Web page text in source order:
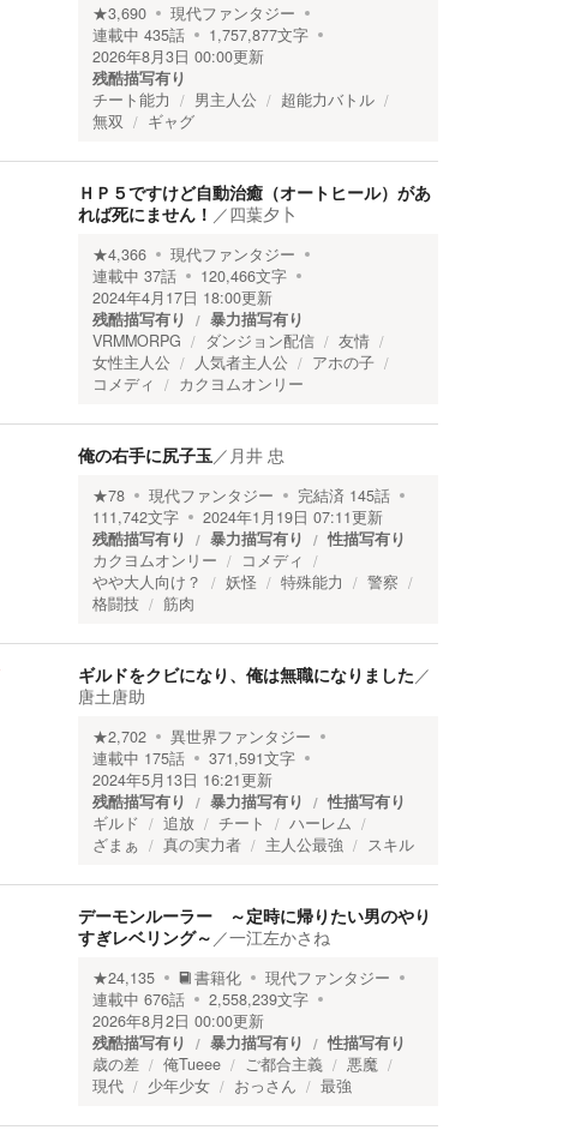
★3,690
現代ファンタジー
連載中 435話 1,757,877文字
2026年8月3日 00:00更新
残酷描写有り
チート能力
男主人公
超能力バトル
無双
ギャグ
ＨＰ５ですけど自動治癒（オートヒール）があ
れば死にません！ ／四葉夕卜
★4,366
現代ファンタジー
連載中 37話 120,466文字
2024年4月17日 18:00更新
残酷描写有り
暴力描写有り
VRMMORPG
ダンジョン配信
友情
女性主人公
人気者主人公
アホの子
コメディ
カクヨムオンリー
俺の右手に尻子玉／ 月井 忠
★78 現代ファンタジー 完結済 145話
111,742文字 2024年1月19日 07:11更新
残酷描写有り
暴力描写有り
性描写有り
カクヨムオンリー
コメディ
やや大人向け？
妖怪 特殊能力
警察
格闘技
筋肉
ギルドをクビになり、俺は無職になりました／
唐土唐助
★2,702
異世界ファンタジー
連載中 175話 371,591文字
2024年5月13日 16:21更新
残酷描写有り
暴力描写有り
性描写有り
ギルド
追放 チート
ハーレム
ざまぁ
真の実力者 主人公最強 スキル
デーモンルーラー ～定時に帰りたい男のやり
すぎレベリング～ ／一江左かさね
★24,135 書籍化
現代ファンタジー
連載中 676話 2,558,239文字
2026年8月2日 00:00更新
残酷描写有り
暴力描写有り
性描写有り
歳の差
俺Tueee ご都合主義
悪魔
現代
少年少女 おっさん 最強